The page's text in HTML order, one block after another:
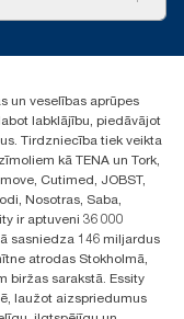
un veselības aprūpes
labklājību, piedāvājot
Tirdzniecība tiek veikta
kā TENA un Tork,
Cutimed, JOBST,
Nosotras, Saba,
ir aptuveni 36 000
sasniedza 146 miljardus
atrodas Stokholmā,
biržas sarakstā. Essity
laužot aizspriedumus